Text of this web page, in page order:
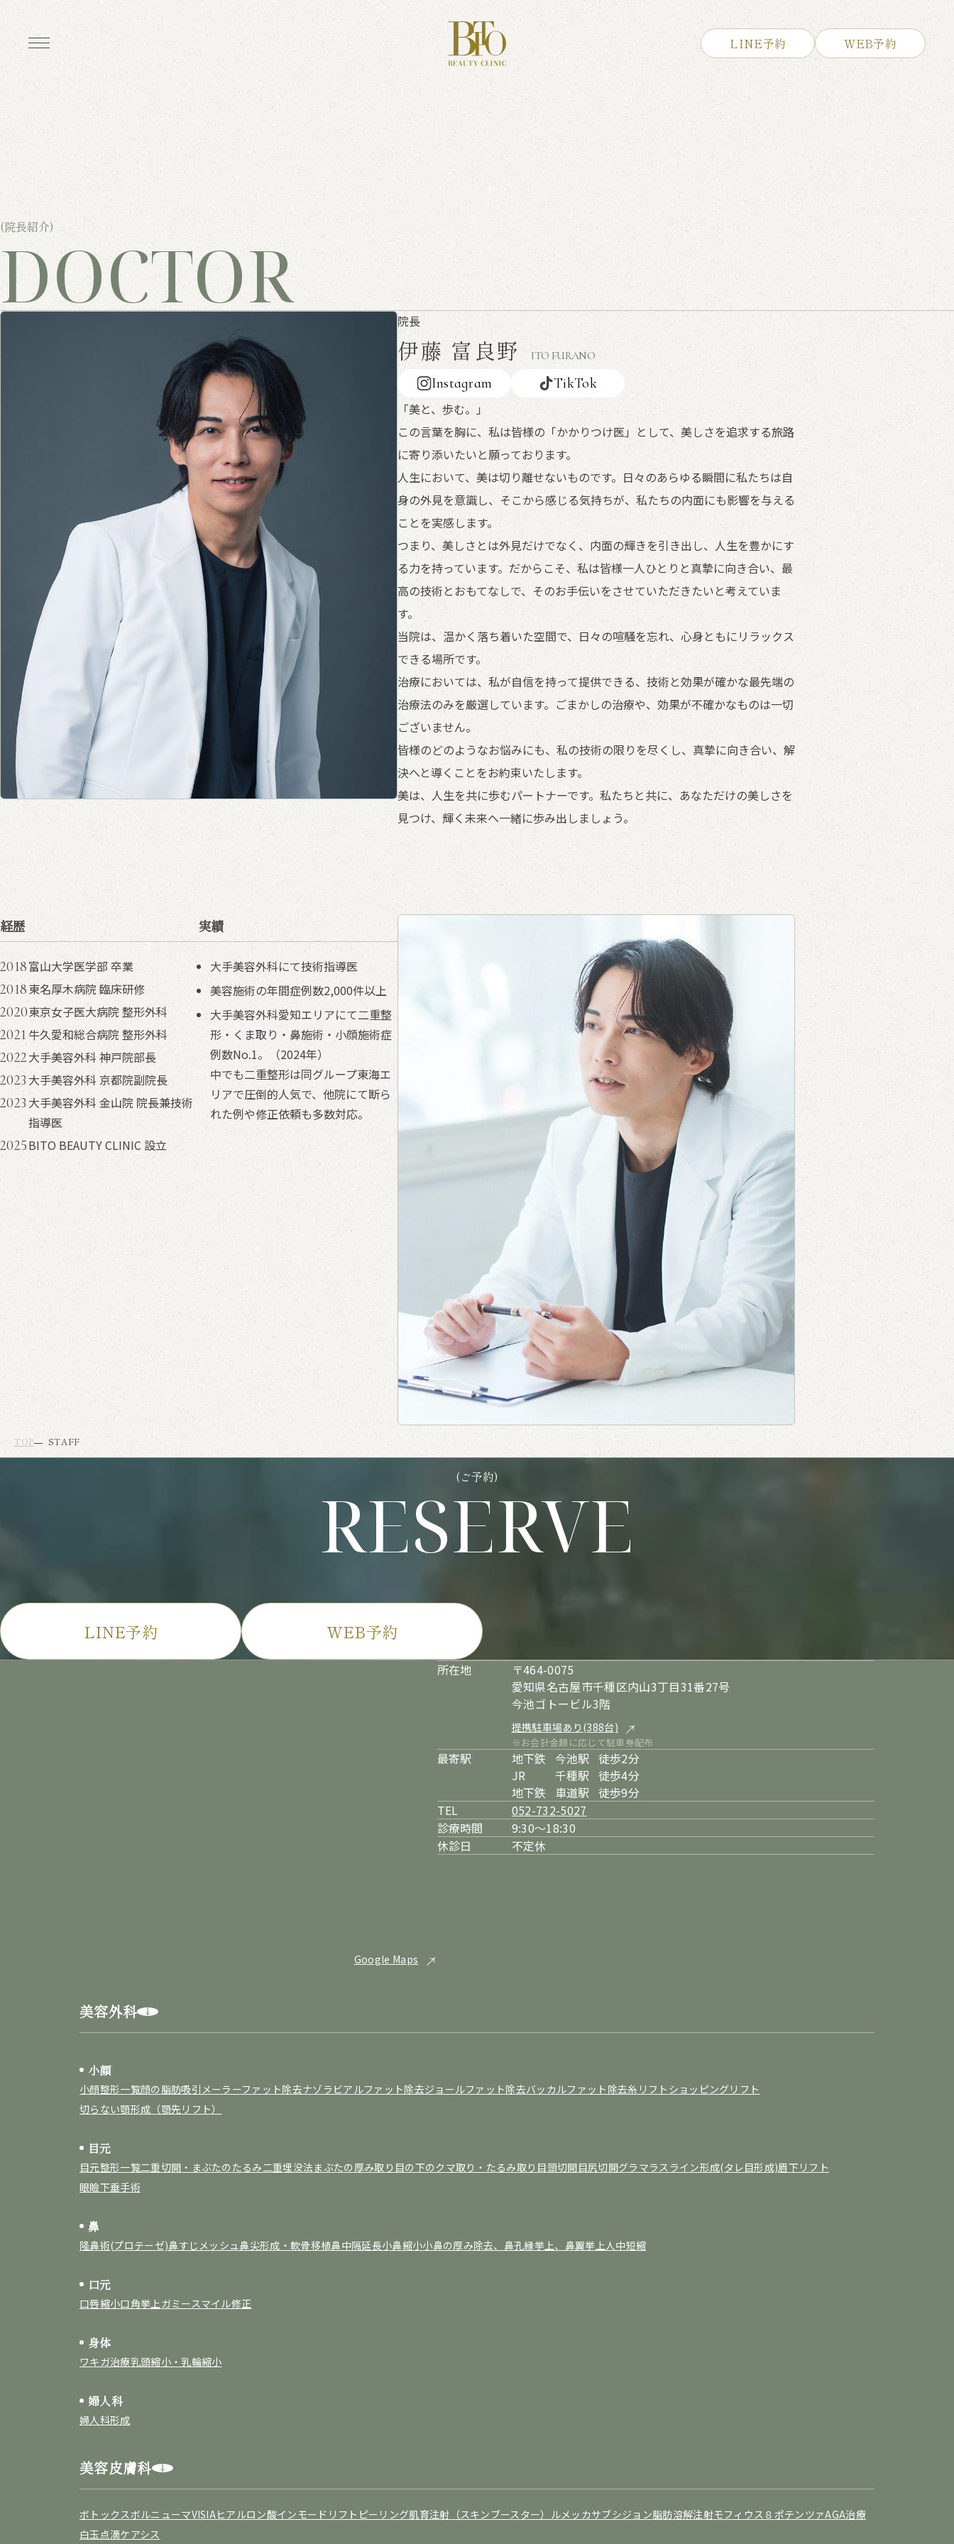
LINE予約 WEB予約
(院長紹介)
DOCTOR 院長
伊藤 富良野 ITO FURANO
Instagram
TikTok
「美と、歩む。」
この言葉を胸に、私は皆様の「かかりつけ医」として、美しさを追求する旅路
に寄り添いたいと願っております。
人生において、美は切り離せないものです。日々のあらゆる瞬間に私たちは自
身の外見を意識し、そこから感じる気持ちが、私たちの内面にも影響を与える
ことを実感します。
つまり、美しさとは外見だけでなく、内面の輝きを引き出し、人生を豊かにす
る力を持っています。だからこそ、私は皆様一人ひとりと真摯に向き合い、最
高の技術とおもてなしで、そのお手伝いをさせていただきたいと考えていま
す。
当院は、温かく落ち着いた空間で、日々の喧騒を忘れ、心身ともにリラックス
できる場所です。
治療においては、私が自信を持って提供できる、技術と効果が確かな最先端の
治療法のみを厳選しています。ごまかしの治療や、効果が不確かなものは一切
ございません。
皆様のどのようなお悩みにも、私の技術の限りを尽くし、真摯に向き合い、解
決へと導くことをお約束いたします。
美は、人生を共に歩むパートナーです。私たちと共に、あなただけの美しさを
見つけ、輝く未来へ一緒に歩み出しましょう。
経歴
2018富山大学医学部 卒業
2018東名厚木病院 臨床研修
2020東京女子医大病院 整形外科
2021牛久愛和総合病院 整形外科
2022大手美容外科 神戸院部長
2023 大手美容外科 京都院副院長
2023大手美容外科 金山院 院長兼技術
指導医
2025BITO BEAUTY CLINIC 設立
実績
大手美容外科にて技術指導医
美容施術の年間症例数2,000件以上
大手美容外科愛知エリアにて二重整
形・くま取り・鼻施術・小顔施術症
例数No.1。（2024年）
中でも二重整形は同グループ東海エ
リアで圧倒的人気で、他院にて断ら
れた例や修正依頼も多数対応。
TOP STAFF
(ご予約)
RESERVE
LINE予約 WEB予約
Google Maps
所在地
〒464-0075
愛知県名古屋市千種区内山3丁目31番27号
今池ゴトービル3階
提携駐車場あり(388台)
※お会計金額に応じて駐車券配布
最寄駅 地下鉄 今池駅 徒歩2分
JR
千種駅 徒歩4分
地下鉄
車道駅 徒歩9分
TEL
052-732-5027
診療時間
9:30～18:30
休診日
不定休
美容外科
小顔
小顔整形一覧顔の脂肪吸引 メーラーファット除去ナゾラビアルファット除去ジョールファット除去バッカルファット除去糸リフト ショッピングリフト
切らない顎形成（顎先リフト）
目元
目元整形一覧二重切開・まぶたのたるみ二重埋没法まぶたの厚み取り 目の下のクマ取り・たるみ取り 目頭切開目尻切開グラマラスライン形成(タレ目形成)眉下リフト
眼瞼下垂手術
鼻
隆鼻術(プロテーゼ)鼻すじメッシュ鼻尖形成・軟骨移植鼻中隔延長小鼻縮小小鼻の厚み除去、鼻孔縁挙上、鼻翼挙上人中短縮
口元
口唇縮小口角挙上ガミースマイル修正
身体
ワキガ治療乳頭縮小・乳輪縮小
婦人科
婦人科形成
美容皮膚科
ボトックスボルニューマVISIAヒアルロン酸インモードリフト ピーリング肌育注射（スキンブースター） ルメッカサブシジョン脂肪溶解注射モフィウス８ ポテンツァAGA治療
白玉点滴ケアシス